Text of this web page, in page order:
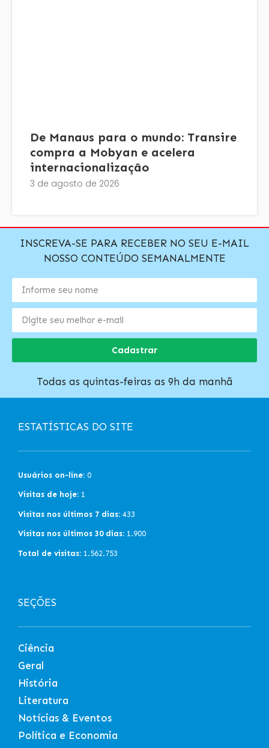
De Manaus para o mundo: Transire
compra a Mobyan e acelera
internacionalização
3 de agosto de 2026
INSCREVA-SE PARA RECEBER NO SEU E-MAIL
NOSSO CONTEÚDO SEMANALMENTE
Cadastrar
Todas as quintas-feiras as 9h da manhã
ESTATÍSTICAS DO SITE
Usuários on-line: 0
Visitas de hoje: 1
Visitas nos últimos 7 dias: 433
Visitas nos últimos 30 dias: 1.900
Total de visitas: 1.562.753
SEÇÕES
Ciência
Geral
História
Literatura
Notícias & Eventos
Política e Economia